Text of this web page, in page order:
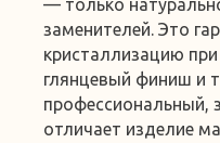
— только
заменителей. Это
кристаллизацию
глянцевый финиш и
профессиональный,
отличает изделие